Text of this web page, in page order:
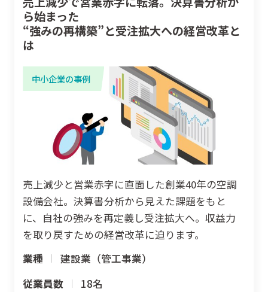
ら始まった
“強みの再構築”と受注拡大への経営改革と
は
中小企業の事例
売上減少と営業赤字に直面した創業40年の空調
設備会社。決算書分析から見えた課題をもと
に、自社の強みを再定義し受注拡大へ。収益力
を取り戻すための経営改革に迫ります。
業種
建設業（管工事業）
従業員数
18名